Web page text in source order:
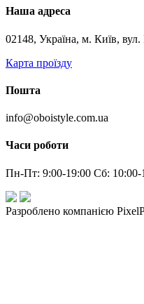
Наша адреса
02148, Україна, м. Київ, вул.
Карта проїзду
Пошта
info@oboistyle.com.ua
Часи роботи
Пн-Пт: 9:00-19:00 Сб: 10:00-
Разроблено компанією